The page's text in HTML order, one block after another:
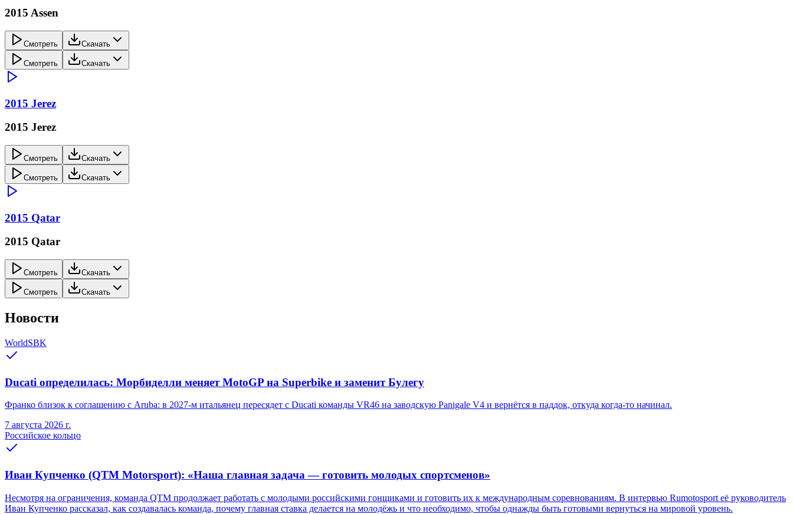
2015 Assen
Смотреть Скачать
Смотреть Скачать
2015 Jerez
2015 Jerez
Смотреть Скачать
Смотреть Скачать
2015 Qatar
2015 Qatar
Смотреть Скачать
Смотреть Скачать
Новости
WorldSBK
Ducati определилась: Морбиделли меняет MotoGP на Superbike и заменит Булегу
Франко близок к соглашению с Aruba: в 2027-м итальянец пересядет с Ducati команды VR46 на заводскую Panigale V4 и вернётся в паддок, откуда когда-то начинал.
7 августа 2026 г.
Российское кольцо
Иван Купченко (QTM Motorsport): «Наша главная задача — готовить молодых спортсменов»
Несмотря на ограничения, команда QTM продолжает работать с молодыми российскими гонщиками и готовить их к международным соревнованиям. В интервью Rumotosport её руководитель
Иван Купченко рассказал, как создавалась команда, почему главная ставка делается на молодёжь и что необходимо, чтобы однажды быть готовыми вернуться на мировой уровень.